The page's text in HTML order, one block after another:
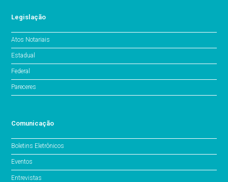
Legislação
Atos Notariais
Estadual
Federal
Pareceres
Comunicação
Boletins Eletrônicos
Eventos
Entrevistas